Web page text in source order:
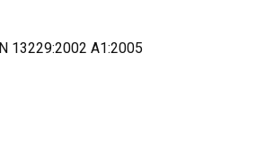
13229:2002 A1:2005